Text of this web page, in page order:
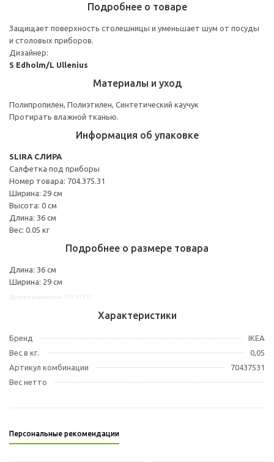
Подробнее о товаре
Защищает поверхность столешницы и уменьшает шум от посуды
и столовых приборов.
Дизайнер:
S Edholm/L Ullenius
Материалы и уход
Полипропилен, Полиэтилен, Синтетический каучук
Протирать влажной тканью.
Информация об упаковке
SLIRA СЛИРА
Салфетка под приборы
Номер товара: 704.375.31
Ширина: 29 см
Высота: 0 см
Длина: 36 см
Вес: 0.05 кг
Подробнее о размере товара
Длина: 36 см
Ширина: 29 см
Характеристики
Бренд
IKEA
Вес в кг.
0,05
Артикул комбинации
70437531
Вес нетто
Персональные рекомендации